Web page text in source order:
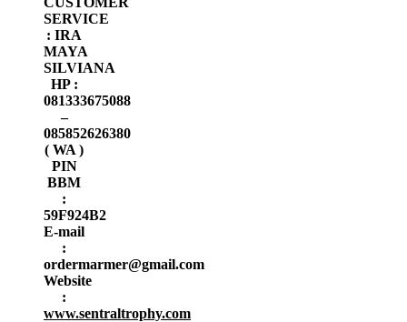
SERVICE
: IRA
MAYA
SILVIANA
HP :
081333675088
–
085852626380
( WA )
PIN
BBM
:
59F924B2
E-mail
:
ordermarmer@gmail.com
Website
:
www.sentraltrophy.com